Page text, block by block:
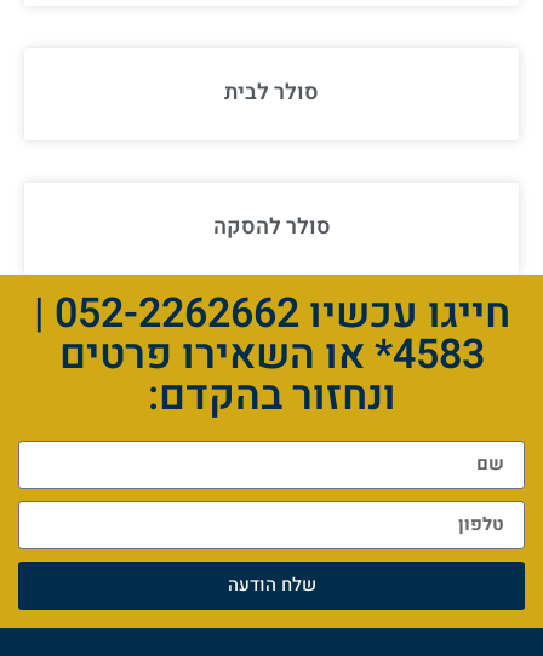
סולר לבית
סולר להסקה
חייגו עכשיו 052-2262662 |
4583* או השאירו פרטים
ונחזור בהקדם:
שלח הודעה